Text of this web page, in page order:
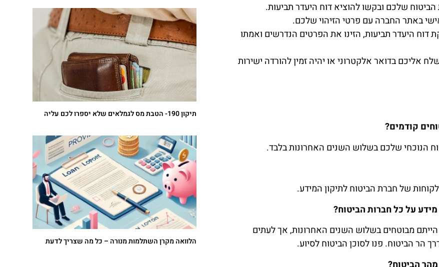
שלכם ובקשו להוציא דוח היעדר תביעות.
באתר החברה עם פרטי הזיהוי שלכם.
דוח היעדר תביעות, הזינו את הפרטים הנדרשים ואמתו
אליכם בדואר אלקטרוני או יהיה זמין להורדה ישירות
קודמים?
הנוכחי שלכם בשלוש השנים האחרונות בלבד.
של חברת הביטוח לתיקון המידע.
על כל חברות הביטוח?
מבוטחים בשלוש השנים האחרונות, אך לעתים
הר הביטוח. פנו לסוכן הביטוח לסיוע.
תיקון 190- הטבת מס לגמלאים שלא יספרו לכם עליה
הלוואה מקרן השתלמות מנורה – כל מה שצריך לדעת